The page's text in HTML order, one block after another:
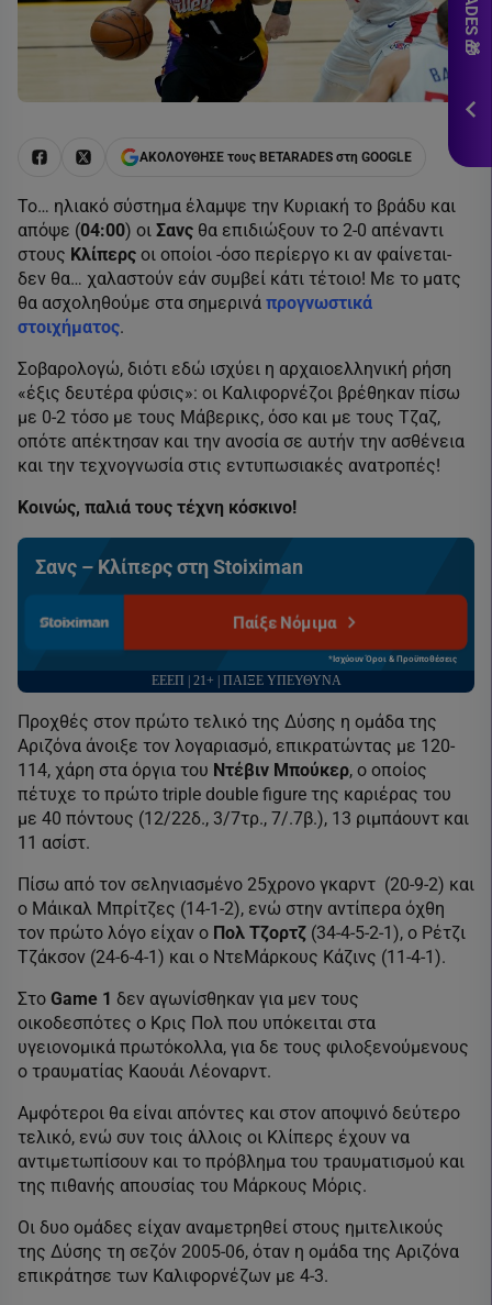
ΑΚΟΛΟΥΘΗΣΕ τους BETARADES στη GOOGLE
Το… ηλιακό σύστημα έλαμψε την Κυριακή το βράδυ και
απόψε (04:00) οι Σανς θα επιδιώξουν το 2-0 απέναντι
στους Κλίπερς οι οποίοι -όσο περίεργο κι αν φαίνεται-
δεν θα… χαλαστούν εάν συμβεί κάτι τέτοιο! Με το ματς
θα ασχοληθούμε στα σημερινά προγνωστικά
στοιχήματος.
Σοβαρολογώ, διότι εδώ ισχύει η αρχαιοελληνική ρήση
«έξις δευτέρα φύσις»: οι Καλιφορνέζοι βρέθηκαν πίσω
με 0-2 τόσο με τους Μάβερικς, όσο και με τους Τζαζ,
οπότε απέκτησαν και την ανοσία σε αυτήν την ασθένεια
και την τεχνογνωσία στις εντυπωσιακές ανατροπές!
Κοινώς, παλιά τους τέχνη κόσκινο!
Σανς – Κλίπερς στη Stoiximan
Παίξε Νόμιμα
*Ισχύουν Όροι & Προϋποθέσεις
ΕΕΕΠ | 21+ | ΠΑΙΞΕ ΥΠΕΥΘΥΝΑ
Προχθές στον πρώτο τελικό της Δύσης η ομάδα της
Αριζόνα άνοιξε τον λογαριασμό, επικρατώντας με 120-
114, χάρη στα όργια του Ντέβιν Μπούκερ, ο οποίος
πέτυχε το πρώτο triple double figure της καριέρας του
με 40 πόντους (12/22δ., 3/7τρ., 7/.7β.), 13 ριμπάουντ και
11 ασίστ.
Πίσω από τον σεληνιασμένο 25χρονο γκαρντ (20-9-2) και
ο Μάικαλ Μπρίτζες (14-1-2), ενώ στην αντίπερα όχθη
τον πρώτο λόγο είχαν ο Πολ Τζορτζ (34-4-5-2-1), ο Ρέτζι
Τζάκσον (24-6-4-1) και ο ΝτεΜάρκους Κάζινς (11-4-1).
Στο Game 1 δεν αγωνίσθηκαν για μεν τους
οικοδεσπότες ο Κρις Πολ που υπόκειται στα
υγειονομικά πρωτόκολλα, για δε τους φιλοξενούμενους
ο τραυματίας Καουάι Λέοναρντ.
Αμφότεροι θα είναι απόντες και στον αποψινό δεύτερο
τελικό, ενώ συν τοις άλλοις οι Κλίπερς έχουν να
αντιμετωπίσουν και το πρόβλημα του τραυματισμού και
της πιθανής απουσίας του Μάρκους Μόρις.
Οι δυο ομάδες είχαν αναμετρηθεί στους ημιτελικούς
της Δύσης τη σεζόν 2005-06, όταν η ομάδα της Αριζόνα
επικράτησε των Καλιφορνέζων με 4-3.